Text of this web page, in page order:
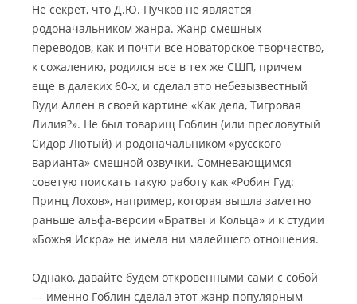
Не секрет, что Д.Ю. Пучков не является
родоначальником жанра. Жанр смешных
переводов, как и почти все новаторское творчество,
к сожалению, родился все в тех же СШП, причем
еще в далеких 60-х, и сделал это небезызвестный
Вуди Аллен в своей картине «Как дела, Тигровая
Лилия?». Не был товарищ Гоблин (или пресловутый
Сидор Лютый) и родоначальником «русского
варианта» смешной озвучки. Сомневающимся
советую поискать такую работу как «Робин Гуд:
Принц Лохов», например, которая вышла заметно
раньше альфа-версии «Братвы и Кольца» и к студии
«Божья Искра» не имела ни малейшего отношения.
Однако, давайте будем откровенными сами с собой
— именно Гоблин сделал этот жанр популярным